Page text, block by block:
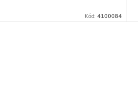
Kód: 4100084